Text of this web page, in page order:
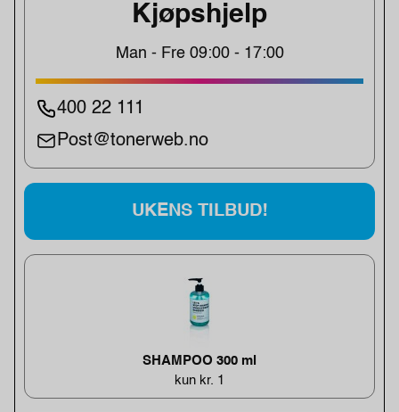
Kjøpshjelp
Man - Fre 09:00 - 17:00
400 22 111
Post@tonerweb.no
UKENS TILBUD!
SHAMPOO 300 ml
kun kr. 1